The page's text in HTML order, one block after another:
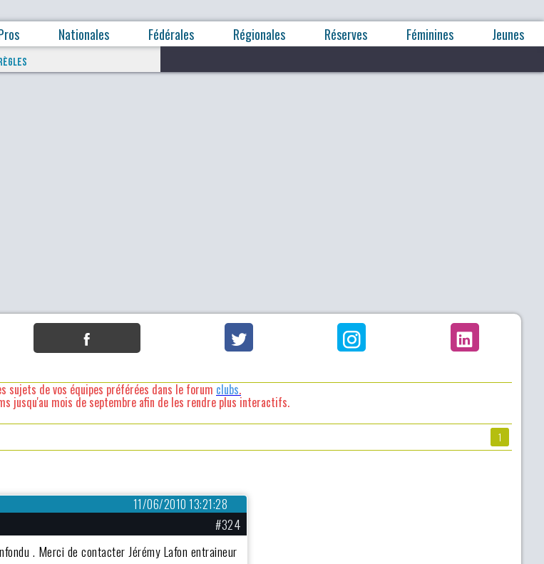
Nationales Fédérales Régionales Réserves Féminines Jeunes
sujets de vos équipes préférées dans le forum clubs.
jusqu'au mois de septembre afin de les rendre plus interactifs.
1
11/06/2010 13:21:28
#324
. Merci de contacter Jérémy Lafon entraineur